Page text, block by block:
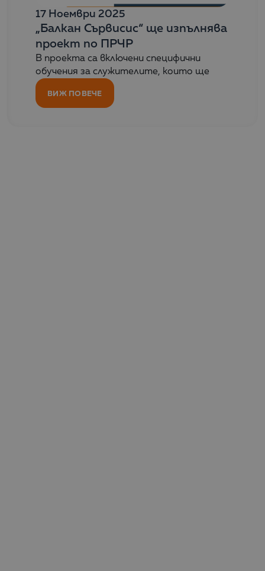
17 Ноември 2025
„Балкан Сървисис“ ще изпълнява
проект по ПРЧР
В проекта са включени специфични
обучения за служителите, които ще
ВИЖ ПОВЕЧЕ